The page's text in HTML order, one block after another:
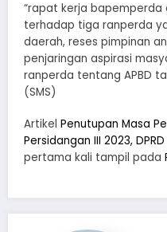
“rapat kerja
terhadap tiga ranperda
daerah, reses pimpinan
penjaringan aspirasi
ranperda tentang APBD
(SMS)
Artikel Penutupan Masa
Persidangan III 2023,
pertama kali tampil pada